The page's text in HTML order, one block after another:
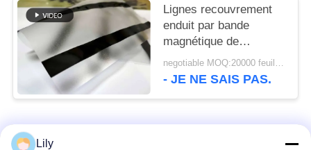
Lignes recouvrement
enduit par bande
magnétique de
Peelable 300oe 5
negotiable MOQ:20000 feuilles
- JE NE SAIS PAS.
Catégories populaires
Lily